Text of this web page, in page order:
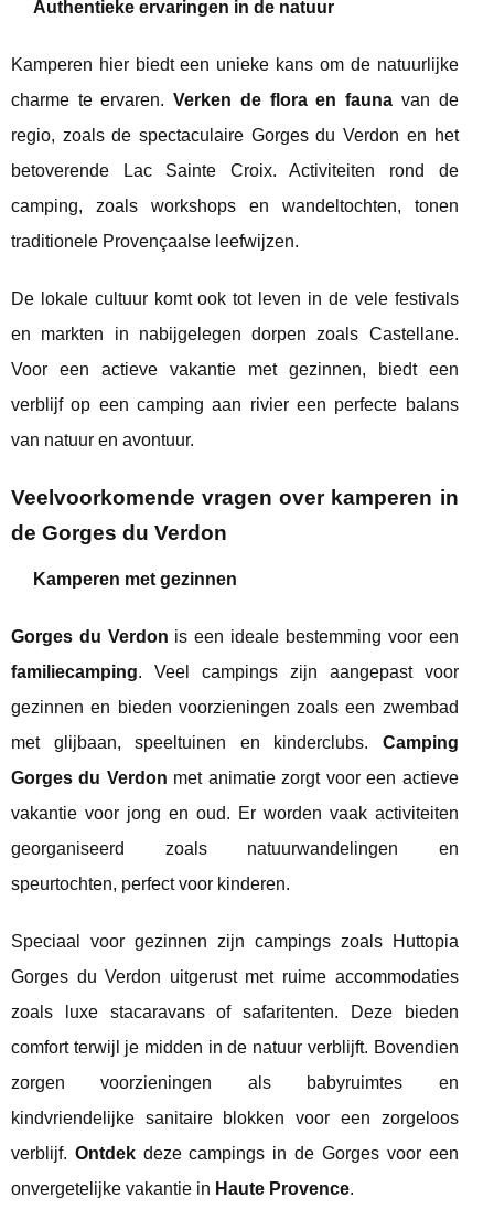
Authentieke ervaringen in de natuur
Kamperen hier biedt een unieke kans om de natuurlijke
charme te ervaren.Verken de flora en fauna van de
regio, zoals de spectaculaire Gorges du Verdon en het
betoverende Lac Sainte Croix. Activiteiten rond de
camping, zoals workshops en wandeltochten, tonen
traditionele Provençaalse leefwijzen.
De lokale cultuur komt ook tot leven in de vele festivals
en markten in nabijgelegen dorpen zoals Castellane.
Voor een actieve vakantie met gezinnen, biedt een
verblijf op een camping aan rivier een perfecte balans
van natuur en avontuur.
Veelvoorkomende vragen over kamperen in
de Gorges du Verdon
Kamperen met gezinnen
Gorges du Verdon is een ideale bestemming voor een
familiecamping. Veel campings zijn aangepast voor
gezinnen en bieden voorzieningen zoals een zwembad
met glijbaan, speeltuinen en kinderclubs. Camping
Gorges du Verdon met animatie zorgt voor een actieve
vakantie voor jong en oud. Er worden vaak activiteiten
georganiseerd zoals natuurwandelingen en
speurtochten, perfect voor kinderen.
Speciaal voor gezinnen zijn campings zoals Huttopia
Gorges du Verdon uitgerust met ruime accommodaties
zoals luxe stacaravans of safaritenten. Deze bieden
comfort terwijl je midden in de natuur verblijft. Bovendien
zorgen voorzieningen als babyruimtes en
kindvriendelijke sanitaire blokken voor een zorgeloos
verblijf. Ontdekdeze campings in de Gorges voor een
onvergetelijke vakantie in Haute Provence.